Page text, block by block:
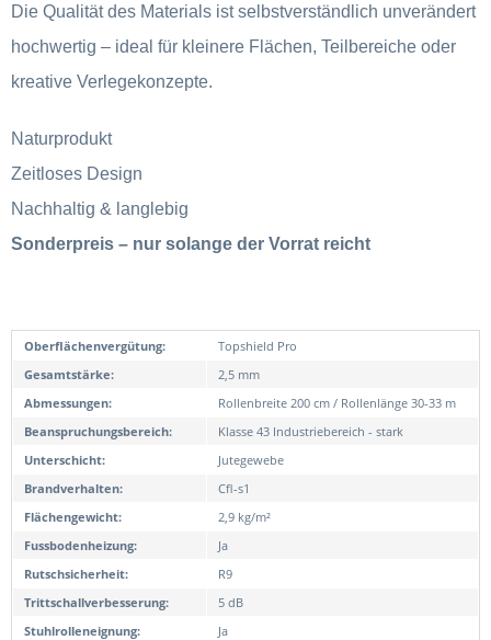
Die Qualität des Materials ist selbstverständlich unverändert
hochwertig – ideal für kleinere Flächen, Teilbereiche oder
kreative Verlegekonzepte.
Naturprodukt
Zeitloses Design
Nachhaltig & langlebig
Sonderpreis – nur solange der Vorrat reicht
Oberflächenvergütung:
Topshield Pro
Gesamtstärke:
2,5 mm
Abmessungen:
Rollenbreite 200 cm / Rollenlänge 30-33 m
Beanspruchungsbereich:
Klasse 43 Industriebereich - stark
Unterschicht:
Jutegewebe
Brandverhalten:
Cfl-s1
Flächengewicht:
2,9 kg/m²
Fussbodenheizung:
Ja
Rutschsicherheit:
R9
Trittschallverbesserung:
5 dB
Stuhlrolleneignung:
Ja